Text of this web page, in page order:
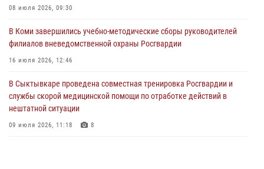
Дня Крещения Руси и Дня святого равноапостольного князя
28 июля 2026, 13:32 8
В Коми за неделю росгвардейцами выявлено более 10
деятельности
26 июля 2026, 06:48
08 июля 2026, 09:30
В Коми завершились учебно-методические сборы руководителей
филиалов вневедомственной охраны Росгвардии
16 июля 2026, 12:46
В Сыктывкаре проведена совместная тренировка Росгвардии и
службы скорой медицинской помощи по отработке действий в
нештатной ситуации
09 июля 2026, 11:18 8